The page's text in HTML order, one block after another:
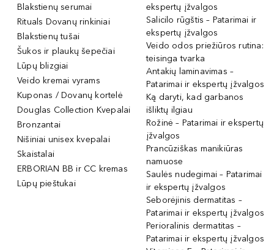
Blakstienų serumai
Rituals Dovanų rinkiniai
Blakstienų tušai
Šukos ir plaukų šepečiai
Lūpų blizgiai
Veido kremai vyrams
Kuponas / Dovanų kortelė
Douglas Collection Kvepalai
Bronzantai
Nišiniai unisex kvepalai
Skaistalai
ERBORIAN BB ir CC kremas
Lūpų pieštukai
ekspertų įžvalgos
Salicilo rūgštis – Patarimai ir
ekspertų įžvalgos
Veido odos priežiūros rutina:
teisinga tvarka
Antakių laminavimas –
Patarimai ir ekspertų įžvalgos
Ką daryti, kad garbanos
išliktų ilgiau
Rožinė – Patarimai ir ekspertų
įžvalgos
Prancūziškas manikiūras
namuose
Saulės nudegimai – Patarimai
ir ekspertų įžvalgos
Seborėjinis dermatitas –
Patarimai ir ekspertų įžvalgos
Perioralinis dermatitas –
Patarimai ir ekspertų įžvalgos